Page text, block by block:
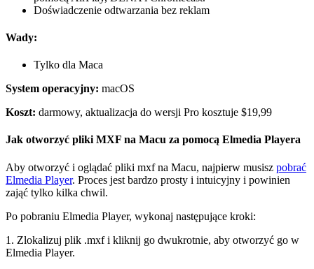
Doświadczenie odtwarzania bez reklam
Wady:
Tylko dla Maca
System operacyjny: macOS
Koszt: darmowy, aktualizacja do wersji Pro kosztuje $19,99
Jak otworzyć pliki MXF na Macu za pomocą Elmedia Playera
Aby otworzyć i oglądać pliki mxf na Macu, najpierw musisz pobrać
Elmedia Player. Proces jest bardzo prosty i intuicyjny i powinien
zająć tylko kilka chwil.
Po pobraniu Elmedia Player, wykonaj następujące kroki:
1. Zlokalizuj plik .mxf i kliknij go dwukrotnie, aby otworzyć go w
Elmedia Player.